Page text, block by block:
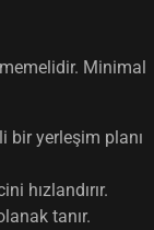
Minimal
bir yerleşim planı
hızlandırır.
tanır.